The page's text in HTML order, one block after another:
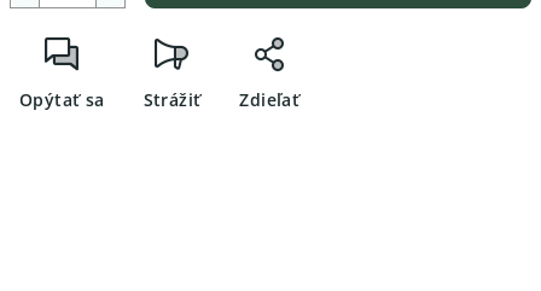
Opýtať sa Strážiť Zdieľať